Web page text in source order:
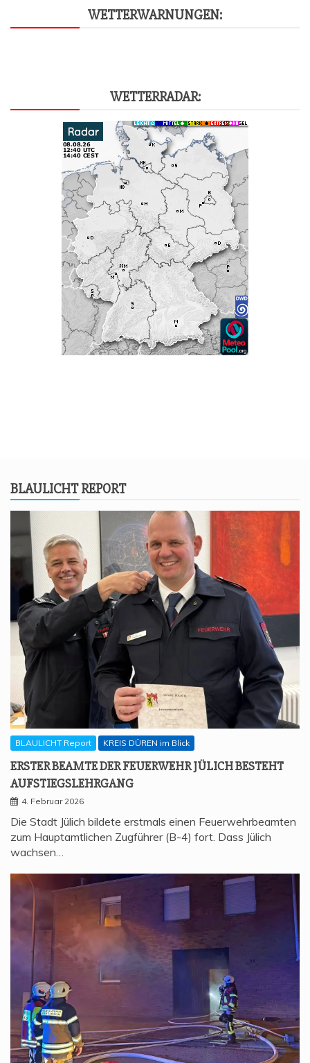
WET­TER­WAR­NUN­GEN:
WET­TER­RA­DAR:
BLAU­LICHT REPORT
BLAULICHT Report KREIS DÜREN im Blick
ERS­TER BEAM­TE DER FEU­ER­WEHR JÜLICH BESTEHT
AUFSTIEGSLEHRGANG
4. Februar 2026
Die Stadt Jülich bildete erstmals einen Feuerwehrbeamten
zum Hauptamtlichen Zugführer (B-4) fort. Dass Jülich
wachsen…